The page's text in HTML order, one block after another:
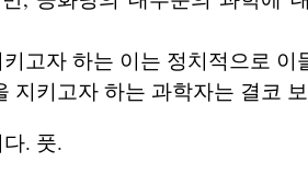
고자 하는 이는 정치적으로 이
지키고자 하는 과학자는 결코
. 풋.